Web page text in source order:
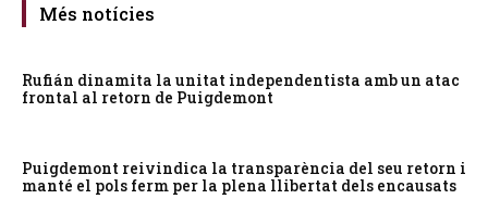
Més notícies
Rufián dinamita la unitat independentista amb un atac
frontal al retorn de Puigdemont
Puigdemont reivindica la transparència del seu retorn i
manté el pols ferm per la plena llibertat dels encausats